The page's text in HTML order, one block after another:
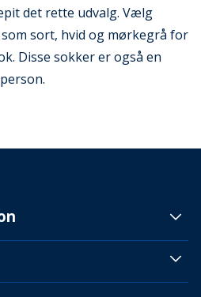
det rette udvalg. Vælg
sort, hvid og mørkegrå for
Disse sokker er også en